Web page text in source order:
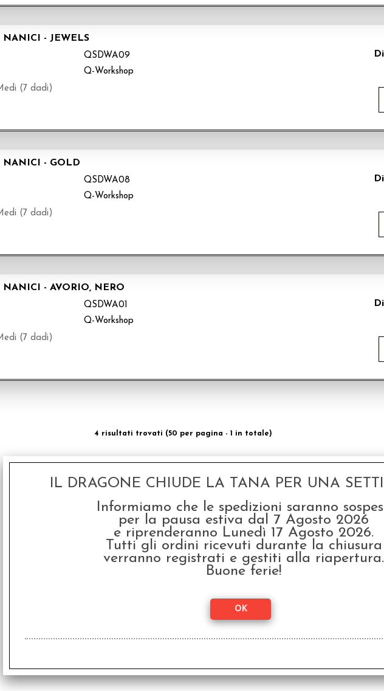
NANICI - JEWELS
QSDWA09
Q-Workshop
(7 dadi)
NANICI - GOLD
QSDWA08
Q-Workshop
(7 dadi)
NANICI - AVORIO, NERO
QSDWA01
Q-Workshop
(7 dadi)
4 risultati trovati (50 per pagina - 1 in totale)
IL DRAGONE CHIUDE LA TANA PER UNA
Informiamo che le spedizioni saranno
per la pausa estiva dal 7 Agosto 2026
e riprenderanno Lunedì 17 Agosto 2026.
Tutti gli ordini ricevuti durante la chiusura
verranno registrati e gestiti alla riapertura.
Buone ferie!